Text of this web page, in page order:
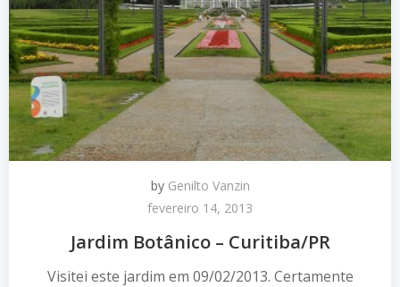
by Genilto Vanzin
fevereiro 14, 2013
Jardim Botânico – Curitiba/PR
Visitei este jardim em 09/02/2013. Certamente